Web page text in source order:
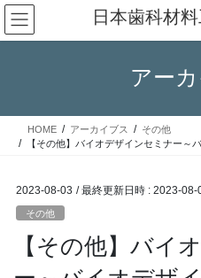
コ
ン
テ
ス
ナ
ビ
ゲ
ン
日本歯科材
アー
HOME アーカイブス
その他
【その他】バイオデザインセミナー～
2023-08-03 / 最終更新日時 : 2023-08-
その他
【その他】バイ